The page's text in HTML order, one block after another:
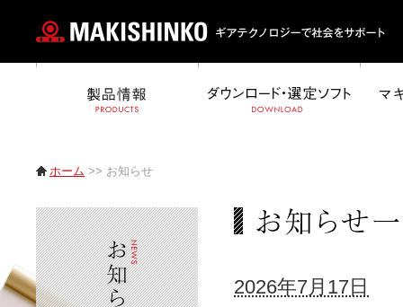
ホーム >> お知らせ
2026年7月17日